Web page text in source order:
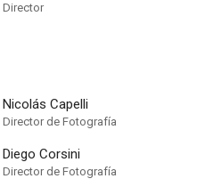
Director
Nicolás Capelli
Director de Fotografía
Diego Corsini
Director de Fotografía